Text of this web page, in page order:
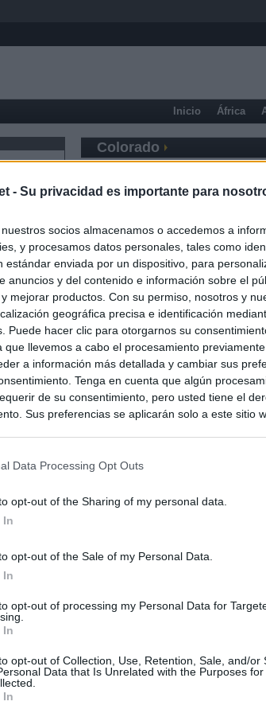
- Su privacidad es importante para
socios almacenamos o accedemos a
y procesamos datos personales, tales como
estándar enviada por un dispositivo, para
anuncios y del contenido e información sobre el
mejorar productos. Con su permiso, nosotros y
geográfica precisa e identificación
Puede hacer clic para otorgarnos su
que llevemos a cabo el procesamiento
a información más detallada y cambiar sus
Tenga en cuenta que algún
de su consentimiento, pero usted tiene el
Sus preferencias se aplicarán solo a este sitio
Data Processing Opt Outs
opt-out of the Sharing of my personal data.
In
opt-out of the Sale of my Personal Data.
In
opt-out of processing my Personal Data for
In
opt-out of Collection, Use, Retention, Sale, and/or
Data that Is Unrelated with the Purposes
In
Inicio África
Colorado
un ultimátum a Italia: o levanta los controles a viajeros de
ultimátum del Gobierno y mantiene los controles a
15 de agosto: "No aceptamos imposiciones"